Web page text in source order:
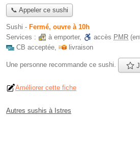
📞 Appeler ce sushi
Sushi - Fermé, ouvre à 10h
Services :
à emporter, accès PMR
CB acceptée, livraison
Une personne recommande ce sushi.
Améliorer cette fiche
Autres sushis à Istres